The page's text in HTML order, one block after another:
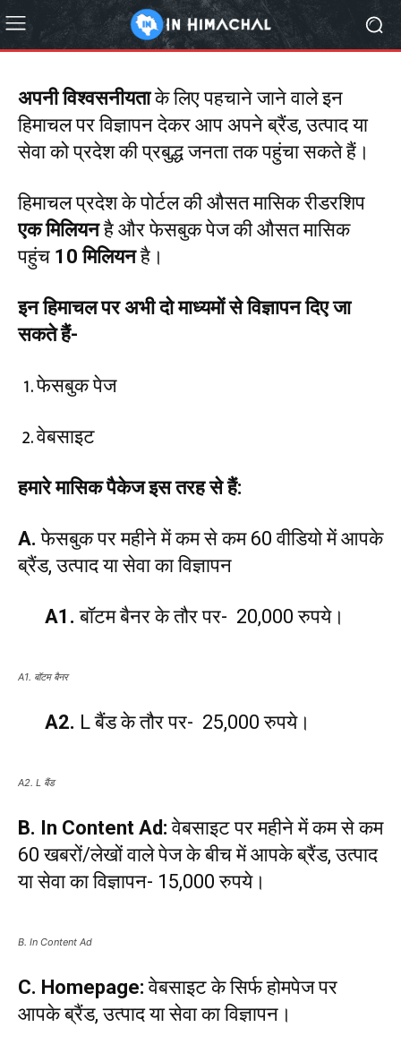
अपनी विश्वसनीयताके लिए पहचाने जाने वाले इन
हिमाचल पर विज्ञापन देकर आप अपने ब्रैंड, उत्पाद या
सेवा को प्रदेश की प्रबुद्ध जनता तक पहुंचा सकते हैं।
हिमाचल प्रदेश के पोर्टल की औसत मासिक रीडरशिप
एक मिलियनहै और फेसबुक पेज की औसत मासिक
पहुंच 10 मिलियनहै।
इन हिमाचल पर अभी दो माध्यमों से विज्ञापन दिए जा
सकते हैं-
फेसबुक पेज
वेबसाइट
हमारे मासिक पैकेज इस तरह से हैं:
A. फेसबुक पर महीने में कम से कम 60 वीडियो में आपके
ब्रैंड, उत्पाद या सेवा का विज्ञापन
A1. बॉटम बैनर के तौर पर- 20,000 रुपये।
A1. बॉटम बैनर
A2. L बैंड के तौर पर- 25,000 रुपये।
A2. L बैंड
B. In Content Ad: वेबसाइट पर महीने में कम से कम
60 खबरों/लेखों वाले पेज के बीच में आपके ब्रैंड, उत्पाद
या सेवा का विज्ञापन- 15,000 रुपये।
B. In Content Ad
C. Homepage: वेबसाइट के सिर्फ होमपेज पर
आपके ब्रैंड, उत्पाद या सेवा का विज्ञापन।